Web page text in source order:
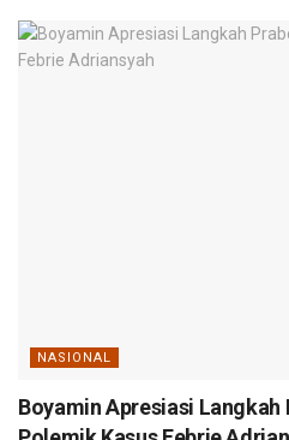
NASIONAL
Boyamin Apresiasi Langkah